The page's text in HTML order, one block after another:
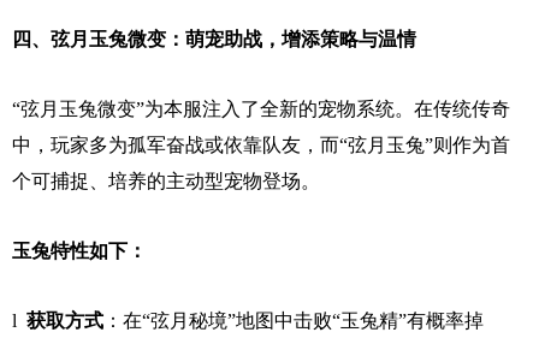
四、弦月玉兔微变：萌宠助战，增添策略与温情
“弦月玉兔微变”为本服注入了全新的宠物系统。在传统传奇
中，玩家多为孤军奋战或依靠队友，而“弦月玉兔”则作为首
个可捕捉、培养的主动型宠物登场。
玉兔特性如下：
l 获取方式 ：在“弦月秘境”地图中击败“玉兔精”有概率掉